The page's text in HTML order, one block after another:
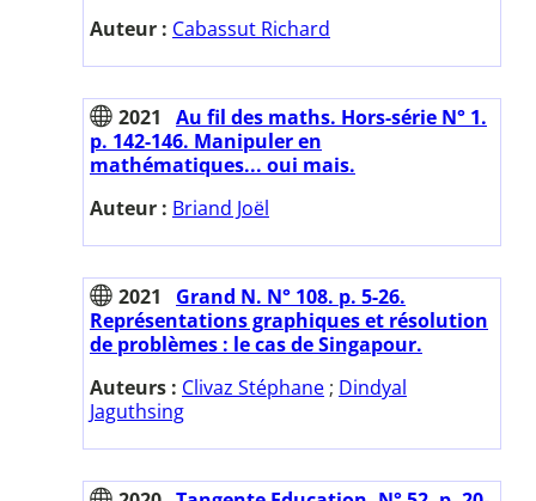
Auteur : Cabassut Richard
2021
Au fil des maths. Hors-série N° 1.
p. 142-146. Manipuler en
mathématiques... oui mais.
Auteur : Briand Joël
2021
Grand N. N° 108. p. 5-26.
Représentations graphiques et résolution
de problèmes : le cas de Singapour.
Auteurs : Clivaz Stéphane ; Dindyal
Jaguthsing